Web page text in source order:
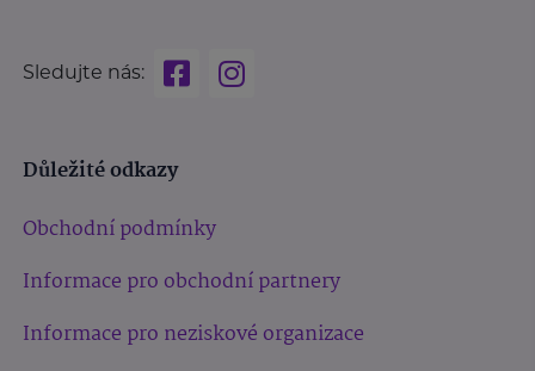
Sledujte nás:
Důležité odkazy
Obchodní podmínky
Informace pro obchodní partnery
Informace pro neziskové organizace